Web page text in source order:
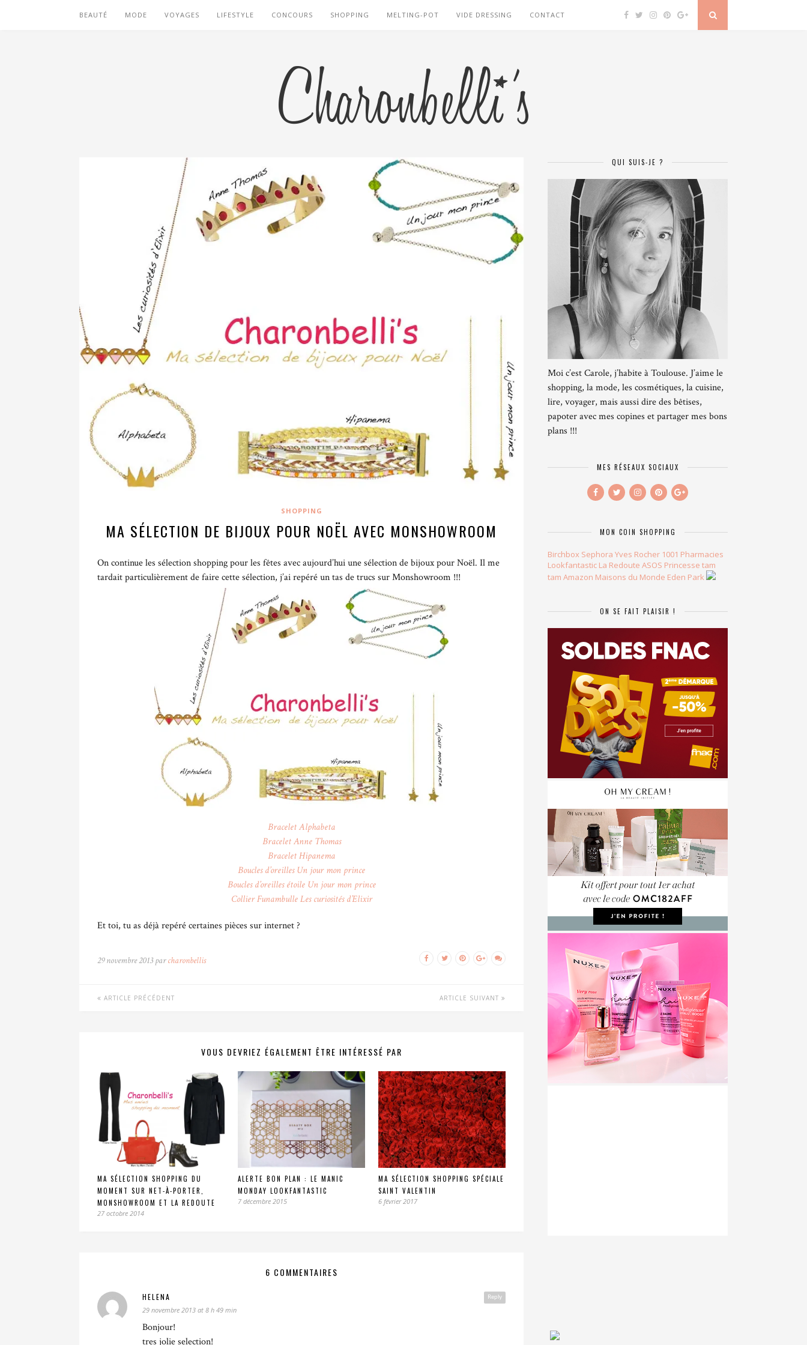
BEAUTÉ MODE VOYAGES LIFESTYLE CONCOURS SHOPPING MELTING-POT VIDE DRESSING CONTACT
SHOPPING
MA SÉLECTION DE BIJOUX POUR NOËL AVEC MONSHOWROOM
On continue les sélection shopping pour les fêtes avec aujourd’hui une sélection de bijoux pour Noël. Il me
tardait particulièrement de faire cette sélection, j’ai repéré un tas de trucs sur Monshowroom !!!
Bracelet Alphabeta
Bracelet Anne Thomas
Bracelet Hipanema
Boucles d’oreilles Un jour mon prince
Boucles d’oreilles étoile Un jour mon prince
Collier Funambulle Les curiosités d’Elixir
Et toi, tu as déjà repéré certaines pièces sur internet ?
29 novembre 2013 parcharonbellis
ARTICLE PRÉCÉDENT ARTICLE SUIVANT
VOUS DEVRIEZ ÉGALEMENT ÊTRE INTÉRESSÉ PAR
MA SÉLECTION SHOPPING DU
MOMENT SUR NET-À-PORTER,
MONSHOWROOM ET LA REDOUTE
27 octobre 2014
ALERTE BON PLAN : LE MANIC
MONDAY LOOKFANTASTIC
7 décembre 2015
MA SÉLECTION SHOPPING SPÉCIALE
SAINT VALENTIN
6 février 2017
6 COMMENTAIRES
Reply
HELENA
29 novembre 2013 at 8 h 49 min
Bonjour!
tres jolie selection!
QUI SUIS-JE ?
Moi c’est Carole, j’habite à Toulouse. J’aime le
shopping, la mode, les cosmétiques, la cuisine,
lire, voyager, mais aussi dire des bêtises,
papoter avec mes copines et partager mes bons
plans !!!
MES RÉSEAUX SOCIAUX
MON COIN SHOPPING
Birchbox Sephora Yves Rocher 1001 Pharmacies
Lookfantastic La Redoute ASOS Princesse tam
tam Amazon Maisons du Monde Eden Park
ON SE FAIT PLAISIR !